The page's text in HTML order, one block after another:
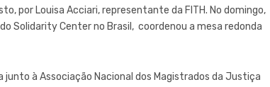
por Louisa Acciari, representante da FITH. No domingo,
Solidarity Center no Brasil, coordenou a mesa redonda
à Associação Nacional dos Magistrados da Justiça